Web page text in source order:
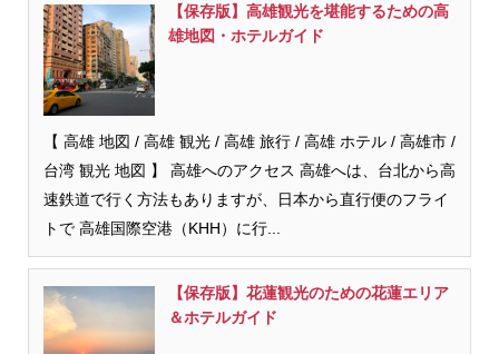
【保存版】高雄観光を堪能するための高
雄地図・ホテルガイド
【 高雄 地図 / 高雄 観光 / 高雄 旅行 / 高雄 ホテル / 高雄市 /
台湾 観光 地図 】 高雄へのアクセス 高雄へは、台北から高
速鉄道で行く方法もありますが、日本から直行便のフライ
トで 高雄国際空港（KHH）に行...
【保存版】花蓮観光のための花蓮エリア
＆ホテルガイド